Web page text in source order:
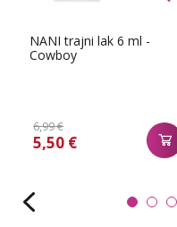
NANI trajni lak 6 ml -
Cowboy
6,99 €
5,50 €